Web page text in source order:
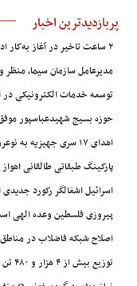
پربازدیدترین اخبار
۲ ساعت تاخیر در آغاز به‌کار ادارات و مدارس ۶ شهر خوزستان
مدیرعامل سازمان سیما،
توسعه خدمات الکترونیکی در
حوزه بسیج شهیدعباسپور
اهدای ۱۷ سری جهیزیه به نوعروسان مددجو رامهرمز
پارکینگ طبقاتی طالقانی
اسرائیل اشغالگر رکورد
پیروزی فلسطین وعده الهی
اصلاح شبکه فاضلاب در
توزیع بیش از ۴ هزار و ۴۸۰ تن بذر کشت پاییزه در خوزستان